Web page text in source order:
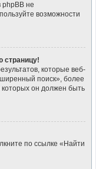
phpBB не
возможности
страницу!
которые веб-
поиск», более
он должен быть
по ссылке «Найти